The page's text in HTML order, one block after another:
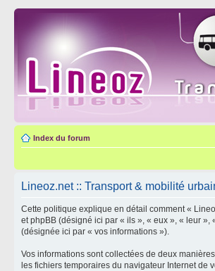
Index du forum
Lineoz.net :: Transport & mobilité
Cette politique explique en détail comment «
et phpBB (désigné ici par « ils », « eux », « leur
(désignée ici par « vos informations »).
Vos informations sont collectées de deux
les fichiers temporaires du navigateur Internet de